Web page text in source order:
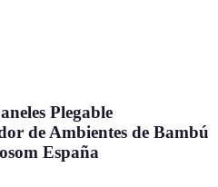
Plegable
de Ambientes de Bambú
España